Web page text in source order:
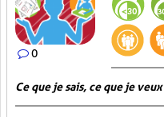
0
Ce que je sais, ce que je